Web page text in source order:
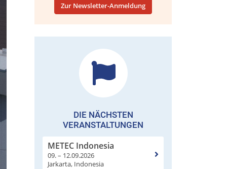
Zur Newsletter-Anmeldung
DIE NÄCHSTEN
VERANSTALTUNGEN
METEC Indonesia
09. – 12.09.2026
Jarkarta, Indonesia